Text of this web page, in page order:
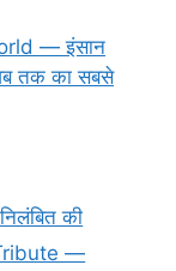
— इंसान
तक का सबसे
की
—